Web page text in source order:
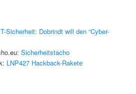
Sicherheit: Dobrindt will den “Cyber-
Sicherheitstacho
LNP427 Hackback-Rakete